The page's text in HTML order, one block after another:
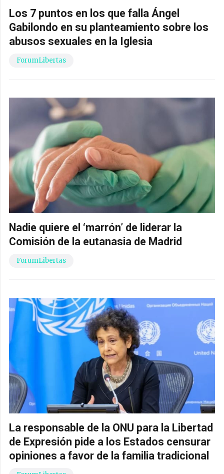
Los 7 puntos en los que falla Ángel
Gabilondo en su planteamiento sobre los
abusos sexuales en la Iglesia
ForumLibertas
Nadie quiere el ‘marrón’ de liderar la
Comisión de la eutanasia de Madrid
ForumLibertas
La responsable de la ONU para la Libertad
de Expresión pide a los Estados censurar
opiniones a favor de la familia tradicional